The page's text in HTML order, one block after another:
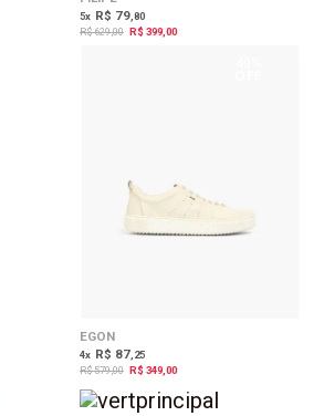
5x R$ 79,80
R$ 629,00 R$ 399,00
EGON
4x R$ 87,25
R$ 579,00 R$ 349,00